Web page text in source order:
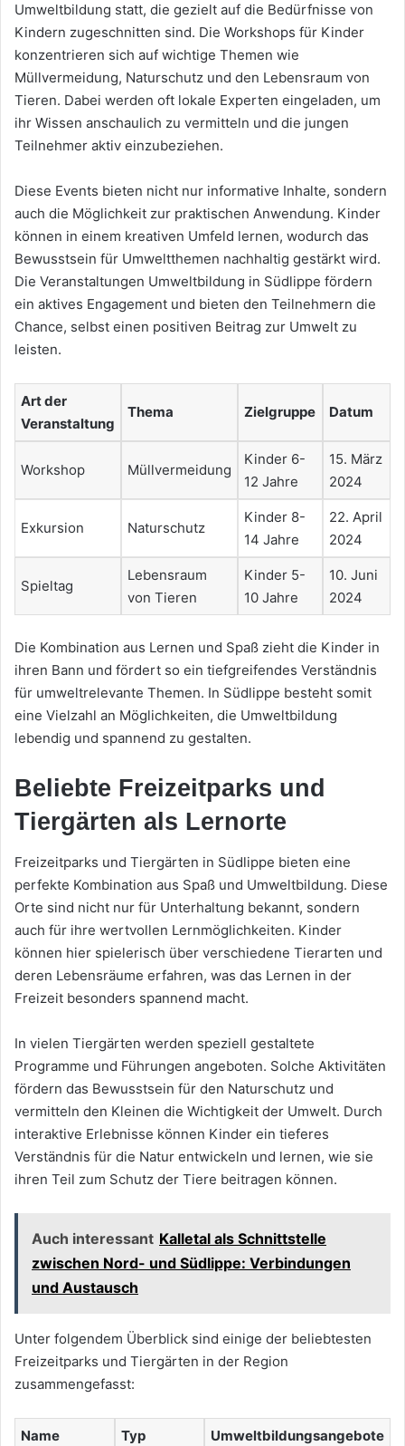
Umweltbildung statt, die gezielt auf die Bedürfnisse von
Kindern zugeschnitten sind. Die Workshops für Kinder
konzentrieren sich auf wichtige Themen wie
Müllvermeidung, Naturschutz und den Lebensraum von
Tieren. Dabei werden oft lokale Experten eingeladen, um
ihr Wissen anschaulich zu vermitteln und die jungen
Teilnehmer aktiv einzubeziehen.
Diese Events bieten nicht nur informative Inhalte, sondern
auch die Möglichkeit zur praktischen Anwendung. Kinder
können in einem kreativen Umfeld lernen, wodurch das
Bewusstsein für Umweltthemen nachhaltig gestärkt wird.
Die Veranstaltungen Umweltbildung in Südlippe fördern
ein aktives Engagement und bieten den Teilnehmern die
Chance, selbst einen positiven Beitrag zur Umwelt zu
leisten.
Art der
Veranstaltung
Thema Zielgruppe Datum
Workshop Müllvermeidung
Kinder 6-
12 Jahre
15. März
2024
Exkursion Naturschutz
Kinder 8-
14 Jahre
22. April
2024
Spieltag
Lebensraum
von Tieren
Kinder 5-
10 Jahre
10. Juni
2024
Die Kombination aus Lernen und Spaß zieht die Kinder in
ihren Bann und fördert so ein tiefgreifendes Verständnis
für umweltrelevante Themen. In Südlippe besteht somit
eine Vielzahl an Möglichkeiten, die Umweltbildung
lebendig und spannend zu gestalten.
Beliebte Freizeitparks und
Tiergärten als Lernorte
Freizeitparks und Tiergärten in Südlippe bieten eine
perfekte Kombination aus Spaß und Umweltbildung. Diese
Orte sind nicht nur für Unterhaltung bekannt, sondern
auch für ihre wertvollen Lernmöglichkeiten. Kinder
können hier spielerisch über verschiedene Tierarten und
deren Lebensräume erfahren, was das Lernen in der
Freizeit besonders spannend macht.
In vielen Tiergärten werden speziell gestaltete
Programme und Führungen angeboten. Solche Aktivitäten
fördern das Bewusstsein für den Naturschutz und
vermitteln den Kleinen die Wichtigkeit der Umwelt. Durch
interaktive Erlebnisse können Kinder ein tieferes
Verständnis für die Natur entwickeln und lernen, wie sie
ihren Teil zum Schutz der Tiere beitragen können.
Auch interessant Kalletal als Schnittstelle
zwischen Nord- und Südlippe: Verbindungen
und Austausch
Unter folgendem Überblick sind einige der beliebtesten
Freizeitparks und Tiergärten in der Region
zusammengefasst:
Name Typ Umweltbildungsangebote